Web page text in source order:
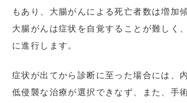
もあり、大腸がんによる死亡者数は増加
大腸がんは症状を自覚することが難しく
に進行します。
症状が出てから診断に至った場合には、
低侵襲な治療が選択できなず、また、手